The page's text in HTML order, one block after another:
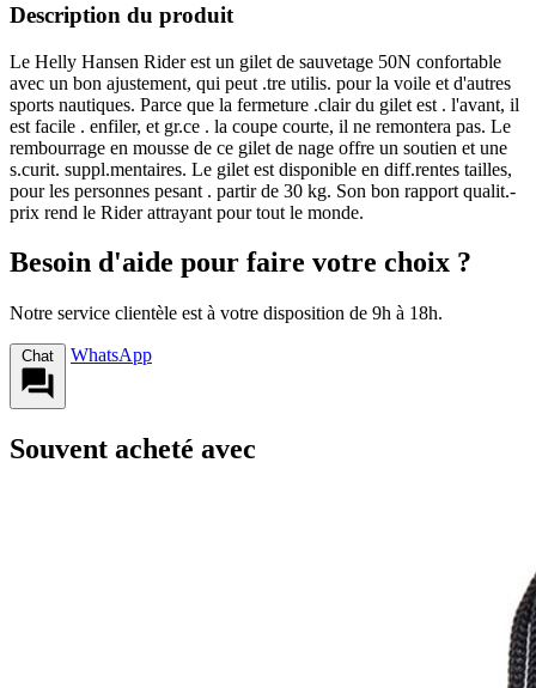
Description du produit
Le Helly Hansen Rider est un gilet de sauvetage 50N confortable
avec un bon ajustement, qui peut .tre utilis. pour la voile et d'autres
sports nautiques. Parce que la fermeture .clair du gilet est . l'avant, il
est facile . enfiler, et gr.ce . la coupe courte, il ne remontera pas. Le
rembourrage en mousse de ce gilet de nage offre un soutien et une
s.curit. suppl.mentaires. Le gilet est disponible en diff.rentes tailles,
pour les personnes pesant . partir de 30 kg. Son bon rapport qualit.-
prix rend le Rider attrayant pour tout le monde.
Besoin d'aide pour faire votre choix ?
Notre service clientèle est à votre disposition de 9h à 18h.
Chat WhatsApp
Souvent acheté avec